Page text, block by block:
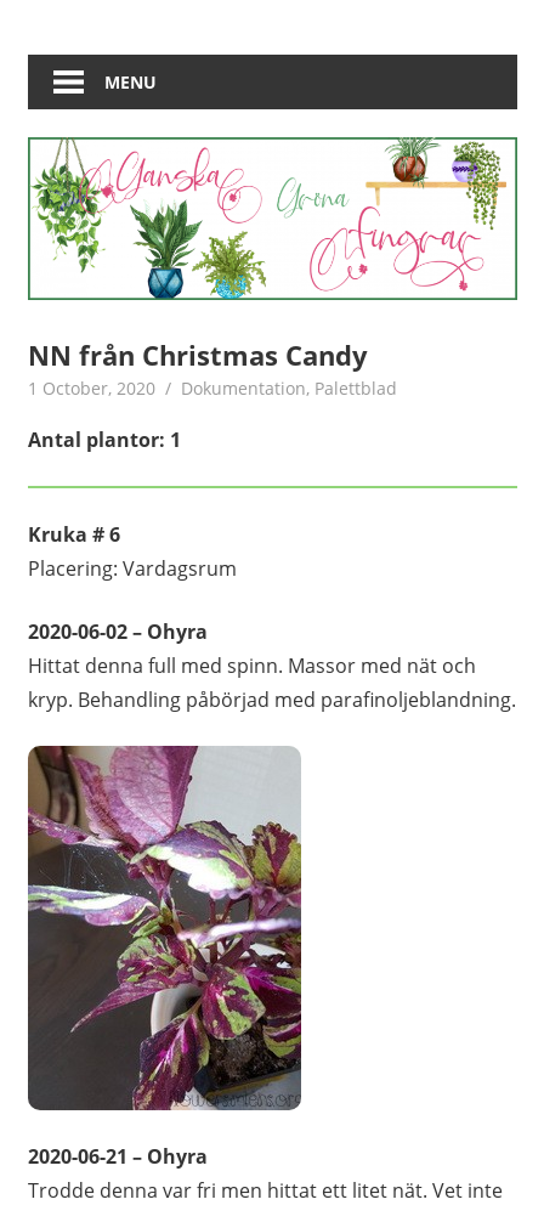
content
Ganska
Gröna
Fingrar
bloggar
om
framfart
bland
krukväxter
MENU
NN från Christmas Candy
1 October, 2020 admin
Dokumentation, Palettblad
Antal plantor: 1
Kruka # 6
Placering: Vardagsrum
2020-06-02 – Ohyra
Hittat denna full med spinn. Massor med nät och
kryp. Behandling påbörjad med parafinoljeblandning.
2020-06-21 – Ohyra
Trodde denna var fri men hittat ett litet nät. Vet inte